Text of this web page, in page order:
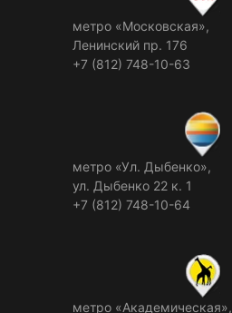
метро «Московская»,
Ленинский пр. 176
+7 (812) 748-10-63
метро «Ул. Дыбенко»,
ул. Дыбенко 22 к. 1
+7 (812) 748-10-64
метро «Академическая»,